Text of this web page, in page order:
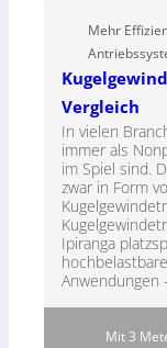
Mehr
Vergleich
In vielen
immer als
im Spiel sind.
zwar in Form
Ipiranga
Anwendungen
Mit 3